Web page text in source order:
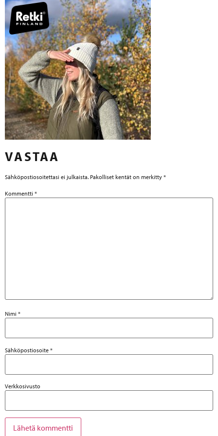
VASTAA
Sähköpostiosoitettasi ei julkaista. Pakolliset kentät on merkitty *
Kommentti *
Nimi *
Sähköpostiosoite *
Verkkosivusto